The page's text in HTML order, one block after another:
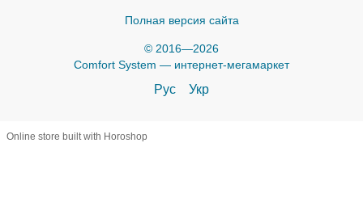
Полная версия сайта
© 2016—2026
Comfort System — интернет-мегамаркет
Рус Укр
Online store built with Horoshop